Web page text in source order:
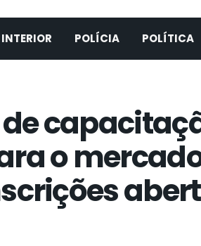
INTERIOR POLÍCIA POLÍTICA
o